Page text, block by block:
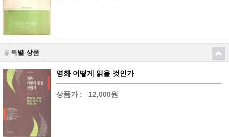
특별 상품
영화 어떻게 읽을 것인가
상품가 : 12,000원